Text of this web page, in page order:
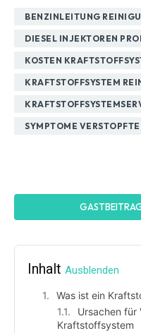
BENZINLEITUNG
DIESEL INJEKTOREN
KOSTEN
KRAFTSTOFFSYSTEM
SYMPTOME
Inhalt Ausblenden
Was ist ein
Ursachen für
Kraftstoffsystem